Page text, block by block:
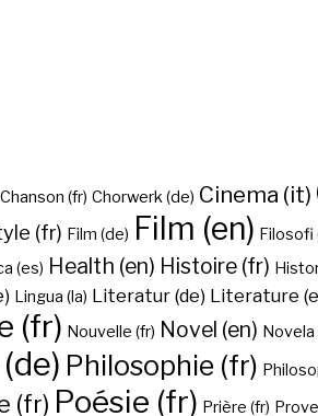
Chanson (fr) Chorwerk (de) Cinema (it)
(fr) Film (de) Film (en) Filosofi
(es) Health (en) Histoire (fr)
Lingua (la) Literatur (de) Literature
(fr) Nouvelle (fr) Novel (en) Novela
Philosophie (fr)
(fr) Poésie (fr) Prière (fr)